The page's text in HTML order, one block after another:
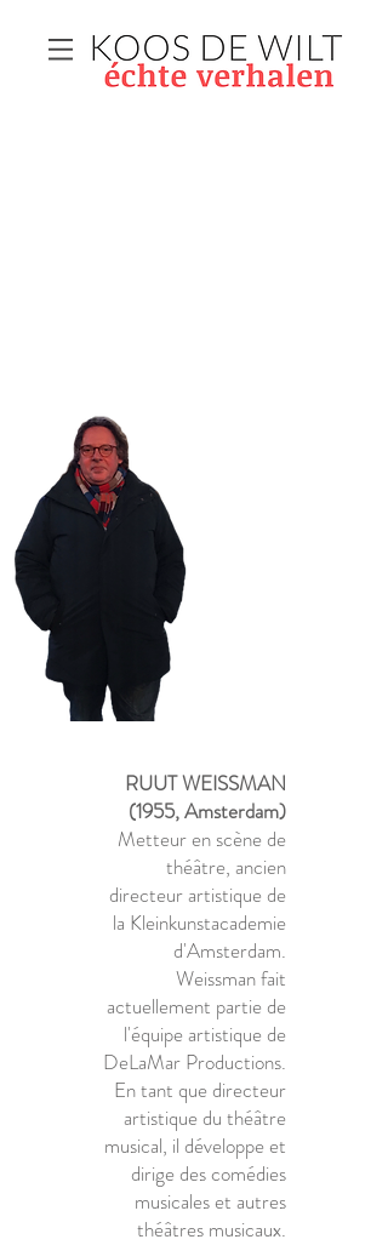
RUUT WEISSMAN
(1955, Amsterdam)
Metteur en scène de
théâtre, ancien
directeur artistique de
la Kleinkunstacademie
d'Amsterdam.
Weissman fait
actuellement partie de
l'équipe artistique de
DeLaMar Productions.
En tant que directeur
artistique du théâtre
musical, il développe et
dirige des comédies
musicales et autres
théâtres musicaux.